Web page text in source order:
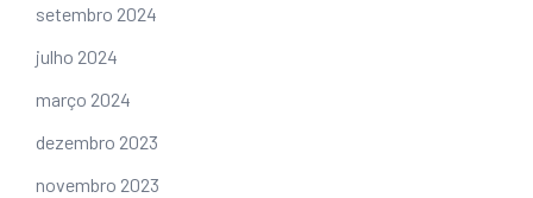
setembro 2024
julho 2024
março 2024
dezembro 2023
novembro 2023